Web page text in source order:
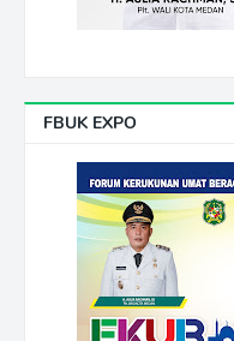
FBUK EXPO